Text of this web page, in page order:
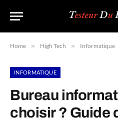
Home » High Tech » Informatique
INFORMATIQUE
Bureau
choisir ? Guide